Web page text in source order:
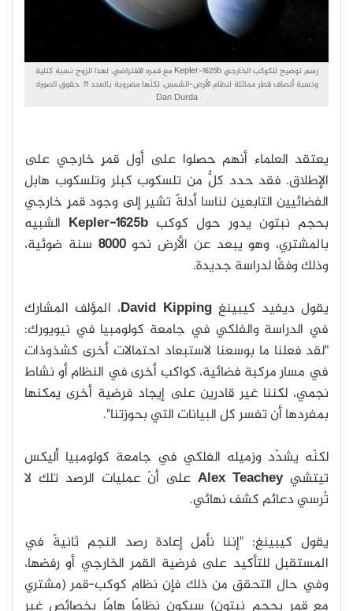
رسم توضيح للكوكب الخارجي Kepler-1625b مع قمره الافتراضي. لهذا الزوج نسبة كتلية
ونسبة أنصاف قطر مماثلة لنظام الأرض-الشمس، لكنّها مضروبة بالعدد 11. حقوق الصورة:
Dan Durda
يعتقد العلماء أنهم حصلوا على أول قمرٍ خارجي على
الإطلاق. فقد حدد كلٌّ من تلسكوب كبلر وتلسكوب هابل
الفضائيين التابعين لناسا أدلةً تشير إلى وجود قمرٍ خارجي
بحجم نبتون يدور حول كوكب Kepler-1625b الشبيه
بالمشتري، وهو يبعد عن الأرض نحو8000 سنة ضوئية،
وذلك وفقًا لدراسة جديدة.
يقول ديفيد كيبينغDavid Kipping، المؤلف المشارك
في الدراسة والفلكي في جامعة كولومبيا في نيويورك:
"لقد فعلنا ما بوسعنا لاستبعاد احتمالات أخرى كشذوذات
في مسار مركبة فضائية، كواكب أخرى في النظام أو نشاط
نجمي، لكننا غير قادرين على إيجاد فرضية أخرى يمكنها
بمفردها أن تفسر كل البيانات التي بحوزتنا".
لكنّه يشدّد وزميله الفلكي في جامعة كولومبيا أليكس
تيتشيAlex Teacheyعلى أنّ عمليات الرصد تلك لا
تُرسي دعائم كشف نهائي.
يقول كيبينغ: "إننا نأمل إعادة رصد النجم ثانيةً في
المستقبل للتأكيد على فرضية القمر الخارجي أو رفضها،
وفي حال التحقق من ذلك فإن نظام كوكب-قمر (مشتري